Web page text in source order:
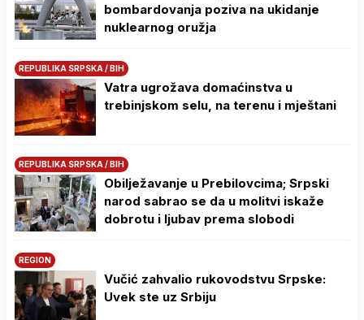
bombardovanja poziva na ukidanje
nuklearnog oružja
REPUBLIKA SRPSKA / BIH
Vatra ugrožava domaćinstva u
trebinjskom selu, na terenu i mještani
REPUBLIKA SRPSKA / BIH
Obilježavanje u Prebilovcima; Srpski
narod sabrao se da u molitvi iskaže
dobrotu i ljubav prema slobodi
REGION
Vučić zahvalio rukovodstvu Srpske:
Uvek ste uz Srbiju